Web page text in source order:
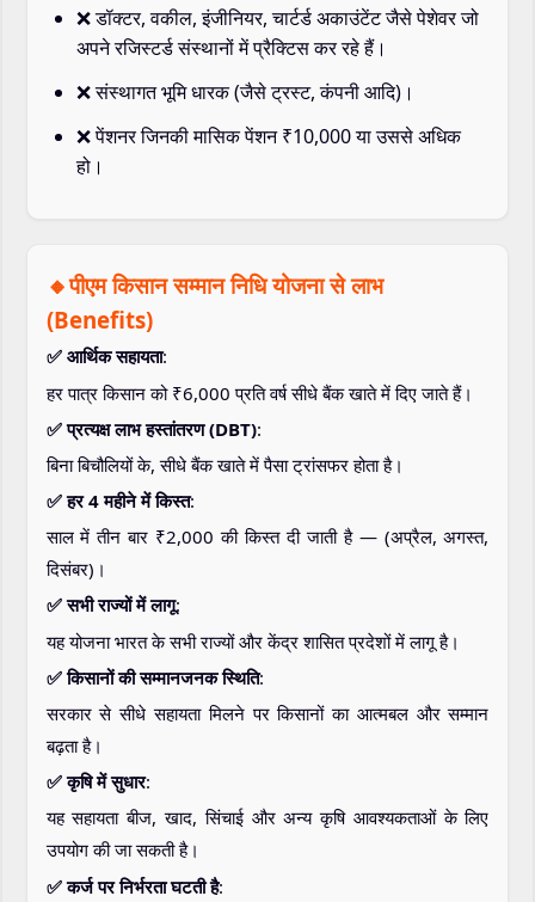
❌ डॉक्टर, वकील, इंजीनियर, चार्टर्ड अकाउंटेंट जैसे पेशेवर जो
अपने रजिस्टर्ड संस्थानों में प्रैक्टिस कर रहे हैं।
❌ संस्थागत भूमि धारक (जैसे ट्रस्ट, कंपनी आदि)।
❌ पेंशनर जिनकी मासिक पेंशन ₹10,000 या उससे अधिक
हो।
🔸पीएम किसान सम्मान निधि योजना से लाभ
(Benefits)
✅ आर्थिक सहायता:
हर पात्र किसान को ₹6,000 प्रति वर्ष सीधे बैंक खाते में दिए जाते हैं।
✅ प्रत्यक्ष लाभ हस्तांतरण (DBT):
बिना बिचौलियों के, सीधे बैंक खाते में पैसा ट्रांसफर होता है।
✅ हर 4 महीने में किस्त:
साल में तीन बार ₹2,000 की किस्त दी जाती है — (अप्रैल, अगस्त,
दिसंबर)।
✅ सभी राज्यों में लागू:
यह योजना भारत के सभी राज्यों और केंद्र शासित प्रदेशों में लागू है।
✅ किसानों की सम्मानजनक स्थिति:
सरकार से सीधे सहायता मिलने पर किसानों का आत्मबल और सम्मान
बढ़ता है।
✅ कृषि में सुधार:
यह सहायता बीज, खाद, सिंचाई और अन्य कृषि आवश्यकताओं के लिए
उपयोग की जा सकती है।
✅ कर्ज पर निर्भरता घटती है: